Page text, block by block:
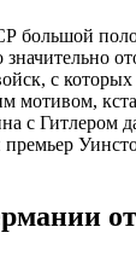
большой
с
мотивом,
с Гитлером